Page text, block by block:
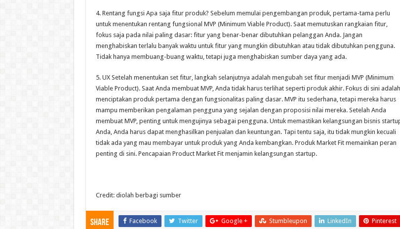
4. Rentang fungsi Apa saja fitur produk? Sebelum memulai pengembangan produk, pertama-tama perlu
untuk menentukan rentang fungsional MVP (Minimum Viable Product). Saat memutuskan rangkaian fitur,
fokus saja pada nilai paling dasar: fitur yang benar-benar dibutuhkan pelanggan Anda. Jangan
menghabiskan terlalu banyak waktu untuk fitur yang mungkin dibutuhkan atau tidak dibutuhkan pengguna.
Tidak hanya membuang-buang waktu, tetapi juga menghabiskan sumber daya yang ada.
5. UX Setelah menentukan set fitur, langkah selanjutnya adalah mengubah set fitur menjadi MVP (Minimum
Viable Product). Saat Anda membuat MVP, Anda tidak harus terlihat seperti produk akhir. Fokus di sini adalah
menciptakan produk pertama dengan fungsionalitas paling dasar. MVP itu sederhana, tetapi mereka harus
mampu memberikan pengalaman pengguna yang sejalan dengan proposisi nilai mereka. Setelah Anda
membuat MVP, penting untuk mengujinya sebagai pengguna. Untuk memastikan kelangsungan bisnis
Anda, Anda harus dapat menghasilkan penjualan dan keuntungan. Tapi tentu saja, itu tidak mungkin kecuali
tidak ada yang mau membayar untuk produk yang Anda kembangkan. Produk Market Fit memainkan peran
penting di sini. Pencapaian Product Market Fit menjamin kelangsungan startup.
Credit: diolah berbagi sumber
Share Facebook Twitter Google + Stumbleupon LinkedIn Pinterest